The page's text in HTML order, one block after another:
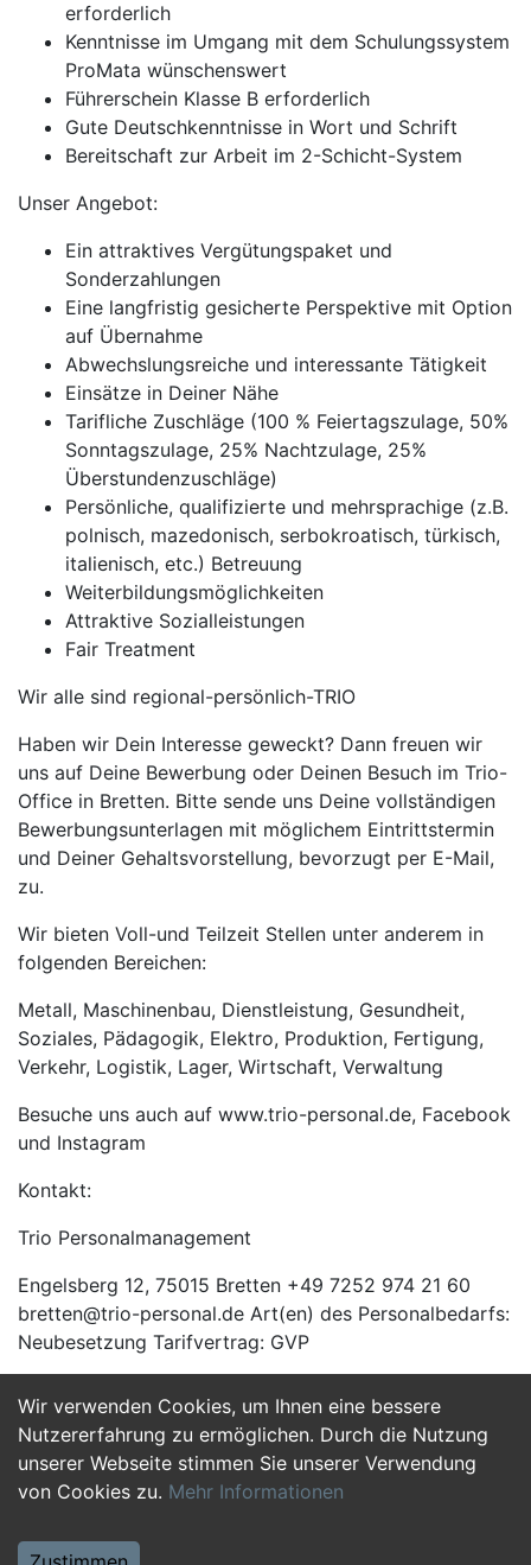
Wir verwenden Cookies, um Ihnen eine bessere
Nutzererfahrung zu ermöglichen. Durch die Nutzung
unserer Webseite stimmen Sie unserer Verwendung
von Cookies zu. Mehr Informationen
erforderlich
Kenntnisse im Umgang mit dem Schulungssystem
ProMata wünschenswert
Führerschein Klasse B erforderlich
Gute Deutschkenntnisse in Wort und Schrift
Bereitschaft zur Arbeit im 2-Schicht-System
Unser Angebot:
Ein attraktives Vergütungspaket und
Sonderzahlungen
Eine langfristig gesicherte Perspektive mit Option
auf Übernahme
Abwechslungsreiche und interessante Tätigkeit
Einsätze in Deiner Nähe
Tarifliche Zuschläge (100 % Feiertagszulage, 50%
Sonntagszulage, 25% Nachtzulage, 25%
Überstundenzuschläge)
Persönliche, qualifizierte und mehrsprachige (z.B.
polnisch, mazedonisch, serbokroatisch, türkisch,
italienisch, etc.) Betreuung
Weiterbildungsmöglichkeiten
Attraktive Sozialleistungen
Fair Treatment
Wir alle sind regional-persönlich-TRIO
Haben wir Dein Interesse geweckt? Dann freuen wir
uns auf Deine Bewerbung oder Deinen Besuch im Trio-
Office in Bretten. Bitte sende uns Deine vollständigen
Bewerbungsunterlagen mit möglichem Eintrittstermin
und Deiner Gehaltsvorstellung, bevorzugt per E-Mail,
zu.
Wir bieten Voll-und Teilzeit Stellen unter anderem in
folgenden Bereichen:
Metall, Maschinenbau, Dienstleistung, Gesundheit,
Soziales, Pädagogik, Elektro, Produktion, Fertigung,
Verkehr, Logistik, Lager, Wirtschaft, Verwaltung
Besuche uns auch auf www.trio-personal.de, Facebook
und Instagram
Kontakt:
Trio Personalmanagement
Engelsberg 12, 75015 Bretten +49 7252 974 21 60
bretten@trio-personal.de Art(en) des Personalbedarfs:
Neubesetzung Tarifvertrag: GVP
Jetzt Bewerben